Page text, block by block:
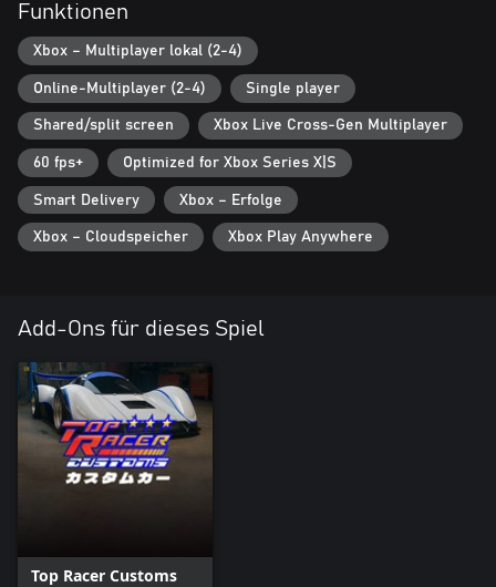
Funktionen
Xbox – Multiplayer lokal (2-4)
Online-Multiplayer (2-4) Single player
Shared/split screen Xbox Live Cross-Gen Multiplayer
60 fps+ Optimized for Xbox Series X|S
Smart Delivery Xbox – Erfolge
Xbox – Cloudspeicher Xbox Play Anywhere
Add-Ons für dieses Spiel
Top Racer Customs